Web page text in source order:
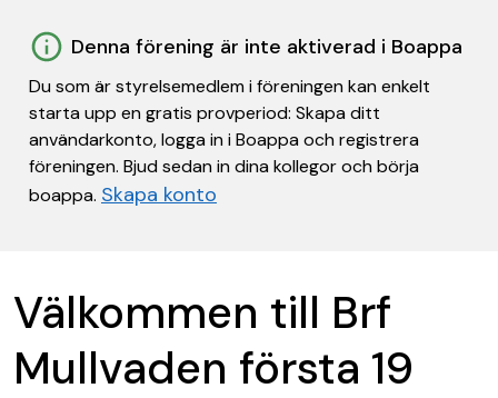
Denna förening är inte aktiverad i Boappa
Du som är styrelsemedlem i föreningen kan enkelt
starta upp en gratis provperiod: Skapa ditt
användarkonto, logga in i Boappa och registrera
föreningen. Bjud sedan in dina kollegor och börja
boappa. Skapa konto
Välkommen till Brf
Mullvaden första 19